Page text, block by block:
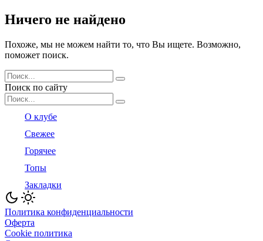
Ничего не найдено
Похоже, мы не можем найти то, что Вы ищете. Возможно,
поможет поиск.
Search
for:
Поиск по сайту
Search
for:
О клубе
Свежее
Горячее
Топы
Закладки
Политика конфиденциальности
Оферта
Cookie политика